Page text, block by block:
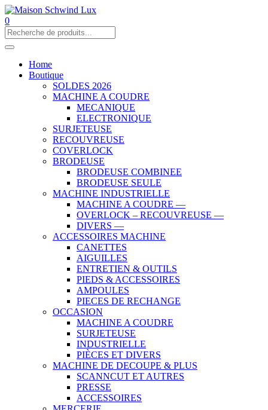
0
Home
Boutique
SOLDES 2026
MACHINE A COUDRE
MECANIQUE
ELECTRONIQUE
SURJETEUSE
RECOUVREUSE
COVERLOCK
BRODEUSE
BRODEUSE COMBINEE
BRODEUSE SEULE
MACHINE INDUSTRIELLE
MACHINE A COUDRE —
OVERLOCK – RECOUVREUSE —
DIVERS —
ACCESSOIRES MACHINE
CANETTES
AIGUILLES
ENTRETIEN & OUTILS
PIEDS & ACCESSOIRES
AMPOULES
PIECES DE RECHANGE
OCCASION
MACHINE A COUDRE
SURJETEUSE
INDUSTRIELLE
PIÈCES ET DIVERS
MACHINE DE DECOUPE & PLUS
SCANNCUT ET AUTRES
PRESSE
ACCESSOIRES